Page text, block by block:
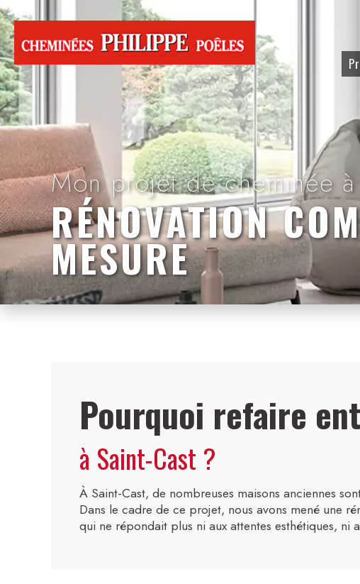
Mon projet de cheminée à
RÉNOVATION
MESURE
Pourquoi refaire
à Saint-Cast ?
À Saint-Cast, de nombreuses maisons anciennes
Dans le cadre de ce projet, nous avons mené une
qui ne répondait plus ni aux attentes esthétiques, ni